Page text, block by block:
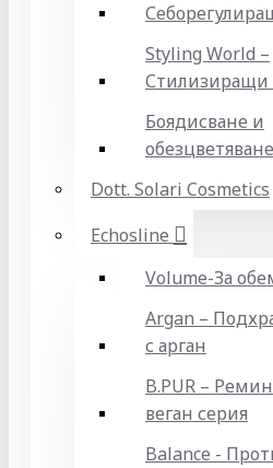
Styling World –
Стилизиращи
Боядисване и
обезцветяване
Dott. Solari Cosmetics
Echosline
Volume-За
Argan –
с арган
B.PUR –
веган серия
Balance -